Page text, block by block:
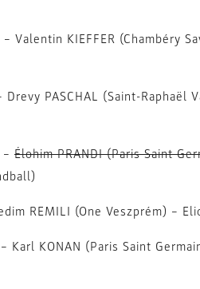
Valentin KIEFFER (Chambéry
PASCHAL (Saint-Raphaël
Élohim PRANDI (Paris Saint
REMILI (One Veszprém) –
Karl KONAN (Paris Saint